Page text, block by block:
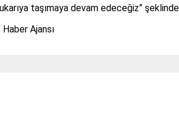
taşımaya devam edeceğiz”
Ajansı